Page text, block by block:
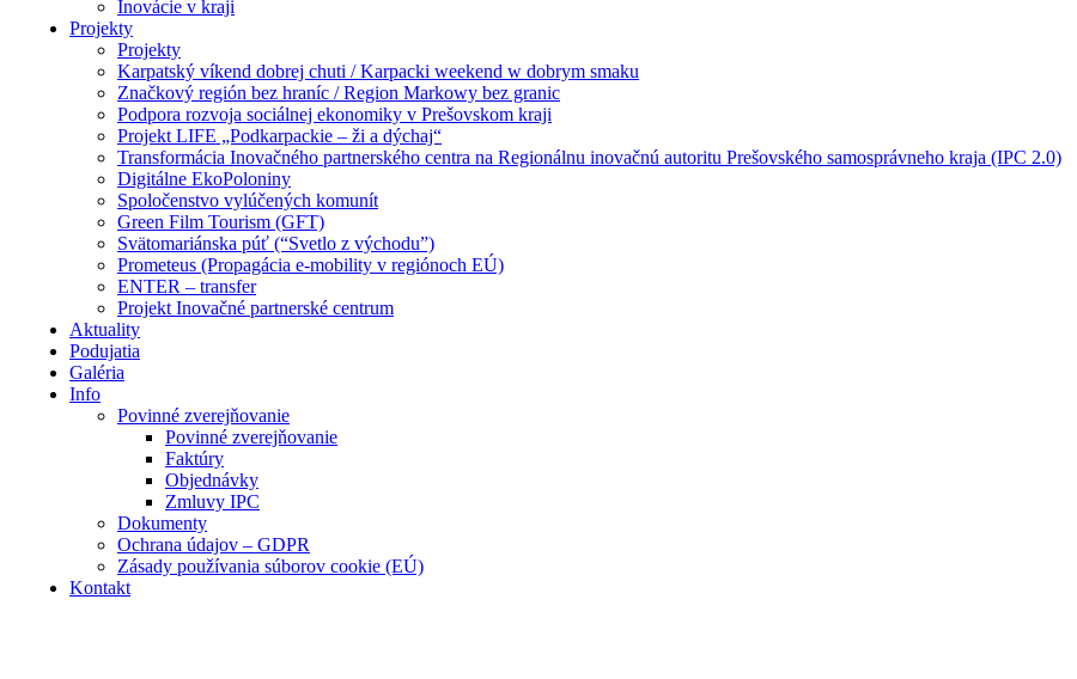
Inovácie v kraji
Projekty
Projekty
Karpatský víkend dobrej chuti / Karpacki weekend w dobrym smaku
Značkový región bez hraníc / Region Markowy bez granic
Podpora rozvoja sociálnej ekonomiky v Prešovskom kraji
Projekt LIFE „Podkarpackie – ži a dýchaj“
Transformácia Inovačného partnerského centra na Regionálnu inovačnú autoritu Prešovského samosprávneho kraja (IPC 2.0)
Digitálne EkoPoloniny
Spoločenstvo vylúčených komunít
Green Film Tourism (GFT)
Svätomariánska púť (“Svetlo z východu”)
Prometeus (Propagácia e-mobility v regiónoch EÚ)
ENTER – transfer
Projekt Inovačné partnerské centrum
Aktuality
Podujatia
Galéria
Info
Povinné zverejňovanie
Povinné zverejňovanie
Faktúry
Objednávky
Zmluvy IPC
Dokumenty
Ochrana údajov – GDPR
Zásady používania súborov cookie (EÚ)
Kontakt